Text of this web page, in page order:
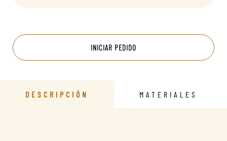
INICIAR PEDIDO
DESCRIPCIÓN MATERIALES